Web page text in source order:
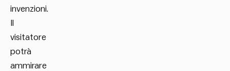
invenzioni.
visitatore
potrà
ammirare